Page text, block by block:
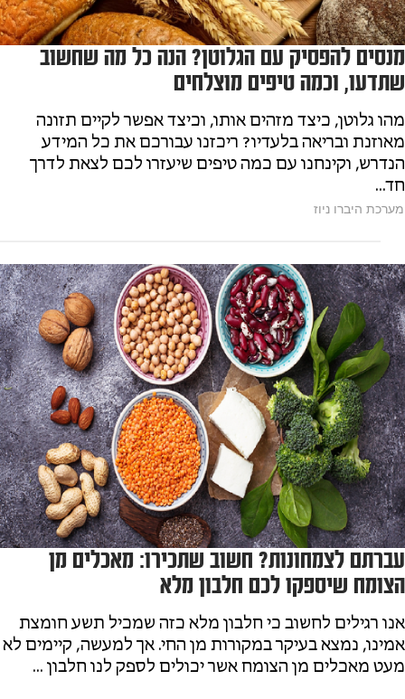
מנסים להפסיק עם הגלוטן? הנה כל מה שחשוב
שתדעו, וכמה טיפים מוצלחים
מהו גלוטן, כיצד מזהים אותו, וכיצד אפשר לקיים תזונה
מאוזנת ובריאה בלעדיו? ריכזנו עבורכם את כל המידע
הנדרש, וקינחנו עם כמה טיפים שיעזרו לכם לצאת לדרך
חד...
מערכת היברו ניוז
עברתם לצמחונות? חשוב שתכירו: מאכלים מן
הצומח שיספקו לכם חלבון מלא
אנו רגילים לחשוב כי חלבון מלא כזה שמכיל תשע חומצת
אמינו, נמצא בעיקר במקורות מן החי. אך למעשה, קיימים לא
מעט מאכלים מן הצומח אשר יכולים לספק לנו חלבון ...